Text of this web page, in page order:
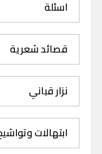
اسئلة
قصائد شعرية
نزار قباني
ابتهالات